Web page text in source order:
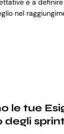
e a
nel
le tue
degli